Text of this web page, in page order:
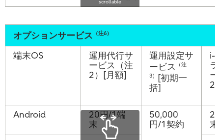
scrollable
オプションサービス （注6）
端末OS
運用代行サ
ービス（注
2）[月額]
運用設定サ
ービス
（注
3）
[初期一
括]
i-
2
Android
20円/1端
末
50,000
円/1契約
末